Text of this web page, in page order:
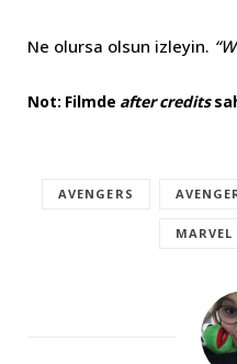
Ne olursa olsun izleyin.
Not: Filmde after credits
AVENGERS
MARVEL